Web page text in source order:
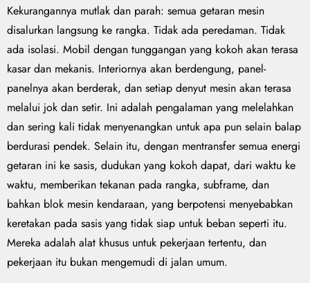
Kekurangannya mutlak dan parah: semua getaran mesin
disalurkan langsung ke rangka. Tidak ada peredaman. Tidak
ada isolasi. Mobil dengan tunggangan yang kokoh akan terasa
kasar dan mekanis. Interiornya akan berdengung, panel-
panelnya akan berderak, dan setiap denyut mesin akan terasa
melalui jok dan setir. Ini adalah pengalaman yang melelahkan
dan sering kali tidak menyenangkan untuk apa pun selain balap
berdurasi pendek. Selain itu, dengan mentransfer semua energi
getaran ini ke sasis, dudukan yang kokoh dapat, dari waktu ke
waktu, memberikan tekanan pada rangka, subframe, dan
bahkan blok mesin kendaraan, yang berpotensi menyebabkan
keretakan pada sasis yang tidak siap untuk beban seperti itu.
Mereka adalah alat khusus untuk pekerjaan tertentu, dan
pekerjaan itu bukan mengemudi di jalan umum.